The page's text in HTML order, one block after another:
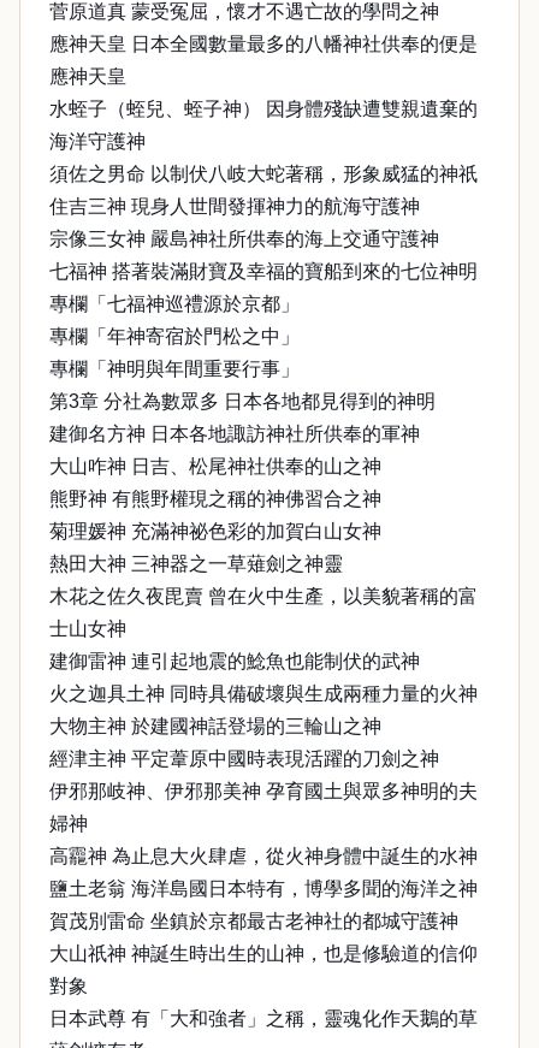
菅原道真 蒙受冤屈，懷才不遇亡故的學問之神
應神天皇 日本全國數量最多的八幡神社供奉的便是
應神天皇
水蛭子（蛭兒、蛭子神） 因身體殘缺遭雙親遺棄的
海洋守護神
須佐之男命 以制伏八岐大蛇著稱，形象威猛的神祇
住吉三神 現身人世間發揮神力的航海守護神
宗像三女神 嚴島神社所供奉的海上交通守護神
七福神 搭著裝滿財寶及幸福的寶船到來的七位神明
專欄「七福神巡禮源於京都」
專欄「年神寄宿於門松之中」
專欄「神明與年間重要行事」
第3章 分社為數眾多 日本各地都見得到的神明
建御名方神 日本各地諏訪神社所供奉的軍神
大山咋神 日吉、松尾神社供奉的山之神
熊野神 有熊野權現之稱的神佛習合之神
菊理媛神 充滿神祕色彩的加賀白山女神
熱田大神 三神器之一草薙劍之神靈
木花之佐久夜毘賣 曾在火中生產，以美貌著稱的富
士山女神
建御雷神 連引起地震的鯰魚也能制伏的武神
火之迦具土神 同時具備破壞與生成兩種力量的火神
大物主神 於建國神話登場的三輪山之神
經津主神 平定葦原中國時表現活躍的刀劍之神
伊邪那岐神、伊邪那美神 孕育國土與眾多神明的夫
婦神
高龗神 為止息大火肆虐，從火神身體中誕生的水神
鹽土老翁 海洋島國日本特有，博學多聞的海洋之神
賀茂別雷命 坐鎮於京都最古老神社的都城守護神
大山祇神 神誕生時出生的山神，也是修驗道的信仰
對象
日本武尊 有「大和強者」之稱，靈魂化作天鵝的草